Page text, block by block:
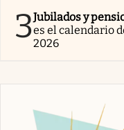
3Jubilados y
es el calendario
2026